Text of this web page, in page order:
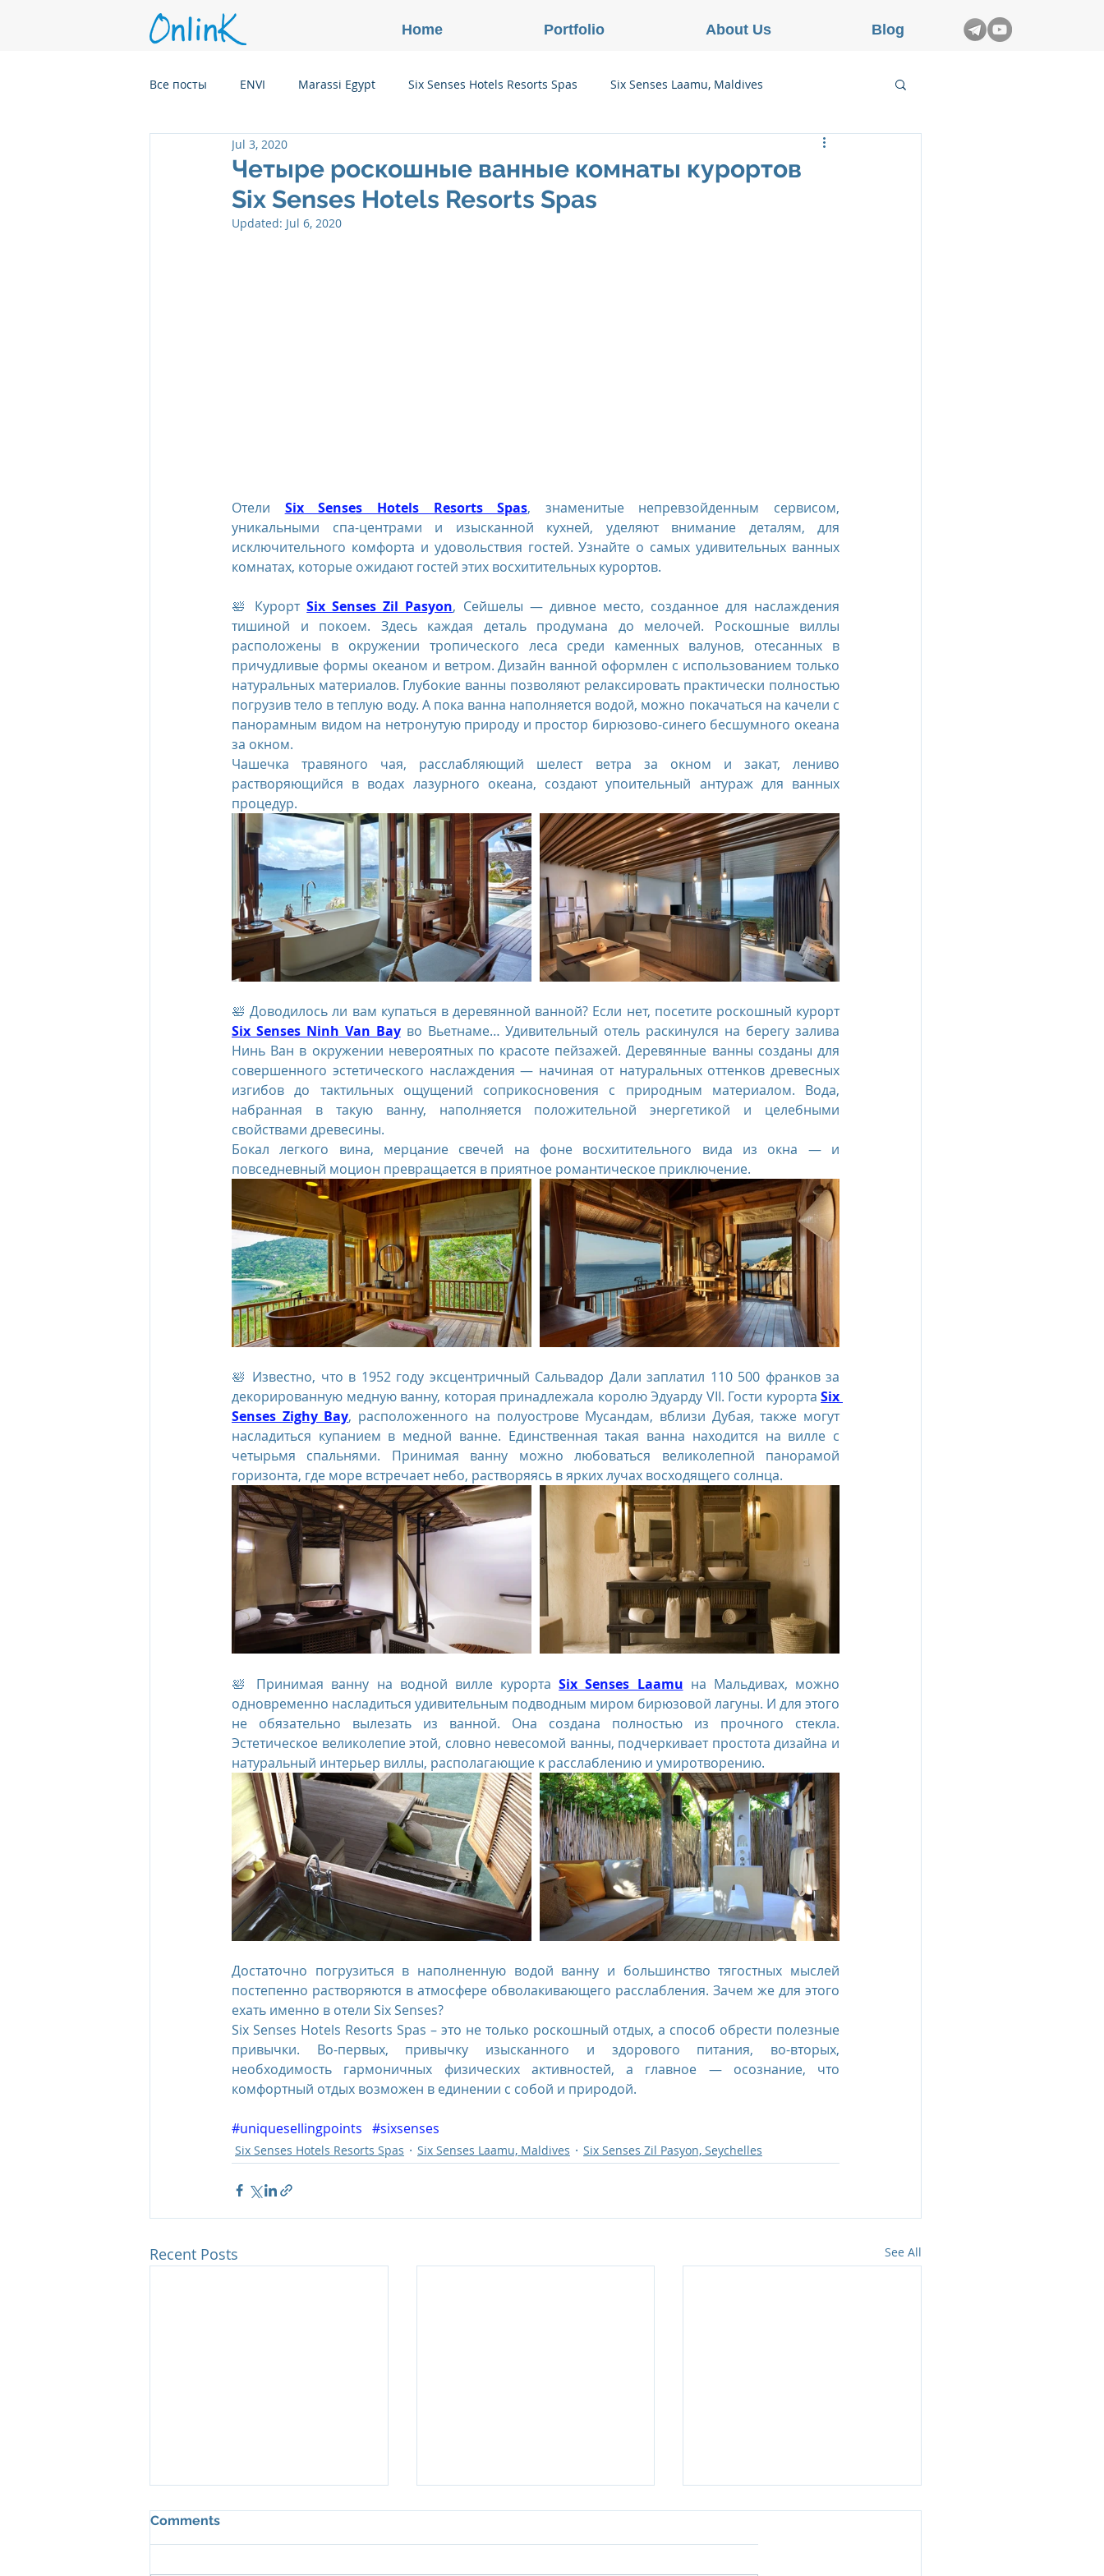
Все посты ENVI Marassi Egypt Six Senses Hotels Resorts Spas Six Senses Laamu, Maldives
Six Senses Kanuhura, Maldives
Six Senses Kaplankaya, Turkey Six Senses Douro Valley, Portugal
The Oberoi, Marrakech InterContinental Phuket Resort Regent Bali Canggu Eclat Beijing Пресс-релизы
Al Zorah Beach Resort Sun Resorts
Четыре роскошные ванные комнаты курортов
Six Senses Hotels Resorts Spas
Jul 3, 2020
Updated: Jul 6, 2020
Отели Six Senses Hotels Resorts Spas, знаменитые непревзойденным сервисом,
уникальными спа-центрами и изысканной кухней, уделяют внимание деталям, для
исключительного комфорта и удовольствия гостей. Узнайте о самых удивительных ванных
комнатах, которые ожидают гостей этих восхитительных курортов.
🛀 Курорт Six Senses Zil Pasyon, Сейшелы — дивное место, созданное для наслаждения
тишиной и покоем. Здесь каждая деталь продумана до мелочей. Роскошные виллы
расположены в окружении тропического леса среди каменных валунов, отесанных в
причудливые формы океаном и ветром. Дизайн ванной оформлен с использованием только
натуральных материалов. Глубокие ванны позволяют релаксировать практически полностью
погрузив тело в теплую воду. А пока ванна наполняется водой, можно покачаться на качели с
панорамным видом на нетронутую природу и простор бирюзово-синего бесшумного океана
за окном.
Чашечка травяного чая, расслабляющий шелест ветра за окном и закат, лениво
растворяющийся в водах лазурного океана, создают упоительный антураж для ванных
процедур.
🛀 Доводилось ли вам купаться в деревянной ванной? Если нет, посетите роскошный курорт
Six Senses Ninh Van Bay во Вьетнаме… Удивительный отель раскинулся на берегу залива
Нинь Ван в окружении невероятных по красоте пейзажей. Деревянные ванны созданы для
совершенного эстетического наслаждения — начиная от натуральных оттенков древесных
изгибов до тактильных ощущений соприкосновения с природным материалом. Вода,
набранная в такую ванну, наполняется положительной энергетикой и целебными
свойствами древесины.
Бокал легкого вина, мерцание свечей на фоне восхитительного вида из окна — и
повседневный моцион превращается в приятное романтическое приключение.
🛀 Известно, что в 1952 году эксцентричный Сальвадор Дали заплатил 110 500 франков за
декорированную медную ванну, которая принадлежала королю Эдуарду VII. Гости курорта Six
Senses Zighy Bay, расположенного на полуострове Мусандам, вблизи Дубая, также могут
насладиться купанием в медной ванне. Единственная такая ванна находится на вилле с
четырьмя спальнями. Принимая ванну можно любоваться великолепной панорамой
горизонта, где море встречает небо, растворяясь в ярких лучах восходящего солнца.
🛀 Принимая ванну на водной вилле курорта Six Senses Laamu на Мальдивах, можно
одновременно насладиться удивительным подводным миром бирюзовой лагуны. И для этого
не обязательно вылезать из ванной. Она создана полностью из прочного стекла.
Эстетическое великолепие этой, словно невесомой ванны, подчеркивает простота дизайна и
натуральный интерьер виллы, располагающие к расслаблению и умиротворению.
Достаточно погрузиться в наполненную водой ванну и большинство тягостных мыслей
постепенно растворяются в атмосфере обволакивающего расслабления. Зачем же для этого
ехать именно в отели Six Senses?
Six Senses Hotels Resorts Spas – это не только роскошный отдых, а способ обрести полезные
привычки. Во-первых, привычку изысканного и здорового питания, во-вторых,
необходимость гармоничных физических активностей, а главное — осознание, что
комфортный отдых возможен в единении с собой и природой.
#uniquesellingpoints #sixsenses
Six Senses Hotels Resorts Spas Six Senses Laamu, Maldives Six Senses Zil Pasyon, Seychelles
Recent Posts See All
Comments
Home Portfolio About Us Blog